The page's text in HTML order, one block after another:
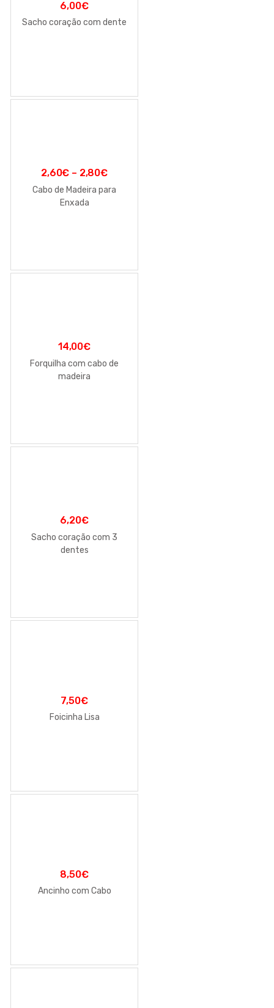
6,00€
Sacho coração com dente
2,60€ – 2,80€
Cabo de Madeira para
Enxada
14,00€
Forquilha com cabo de
madeira
6,20€
Sacho coração com 3
dentes
7,50€
Foicinha Lisa
8,50€
Ancinho com Cabo